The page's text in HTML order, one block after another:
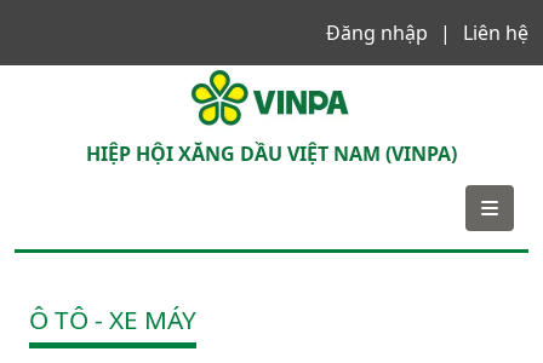
Đăng nhập
Liên hệ
HIỆP HỘI XĂNG DẦU VIỆT NAM (VINPA)
Ô TÔ - XE MÁY